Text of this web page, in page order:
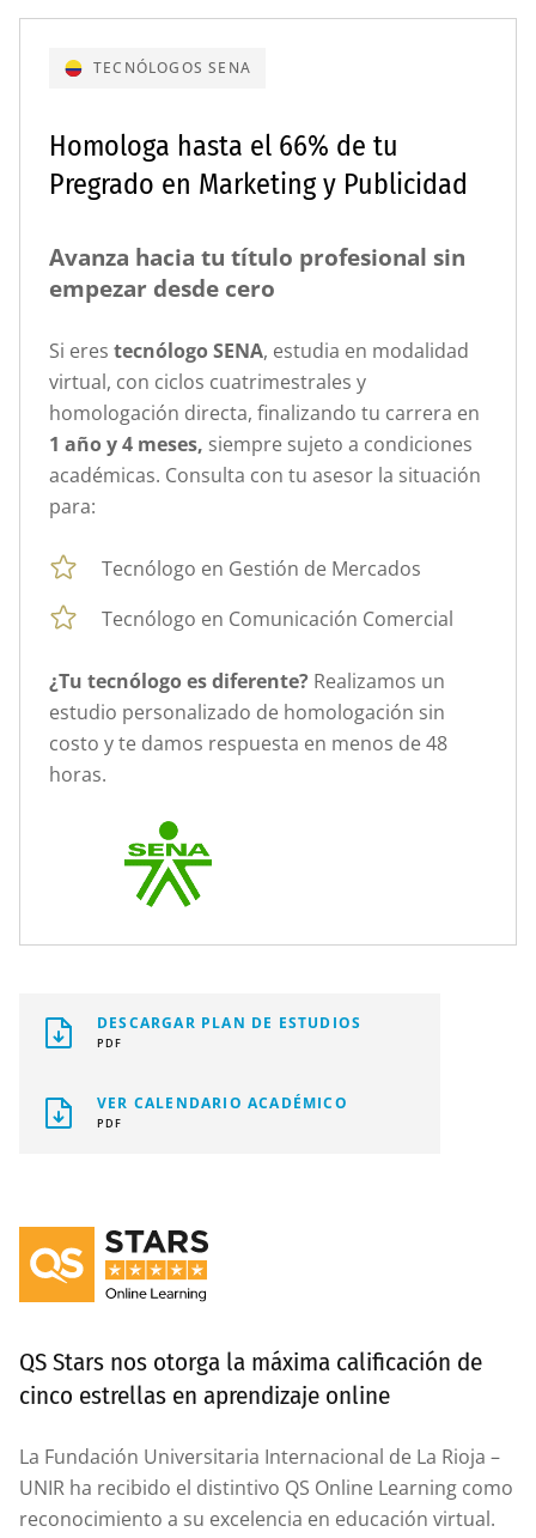
TECNÓLOGOS SENA
Homologa hasta el 66% de tu
Pregrado en Marketing y Publicidad
Avanza hacia tu título profesional sin
empezar desde cero
Si eres tecnólogo SENA, estudia en modalidad
virtual, con ciclos cuatrimestrales y
homologación directa, finalizando tu carrera en
1 año y 4 meses, siempre sujeto a condiciones
académicas. Consulta con tu asesor la situación
para:
Tecnólogo en Gestión de Mercados
Tecnólogo en Comunicación Comercial
¿Tu tecnólogo es diferente? Realizamos un
estudio personalizado de homologación sin
costo y te damos respuesta en menos de 48
horas.
DESCARGAR PLAN DE ESTUDIOS
PDF
VER CALENDARIO ACADÉMICO
PDF
QS Stars nos otorga la máxima calificación de
cinco estrellas en aprendizaje online
La Fundación Universitaria Internacional de La Rioja –
UNIR ha recibido el distintivo QS Online Learning como
reconocimiento a su excelencia en educación virtual.